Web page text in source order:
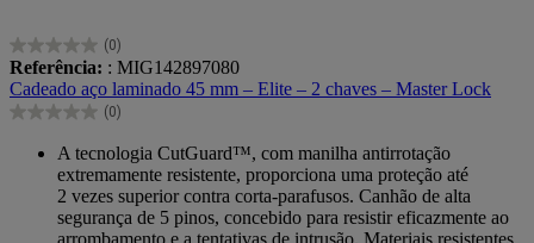
(0)
0.0
em
5
estrelas.
Referência: : MIG142897080
Cadeado aço laminado 45 mm – Elite – 2 chaves – Master Lock
(0)
0.0
estrelas.
A tecnologia CutGuard™, com manilha antirrotação
extremamente resistente, proporciona uma proteção até
2 vezes superior contra corta-parafusos. Canhão de alta
segurança de 5 pinos, concebido para resistir eficazmente ao
arrombamento e a tentativas de intrusão. Materiais resistentes